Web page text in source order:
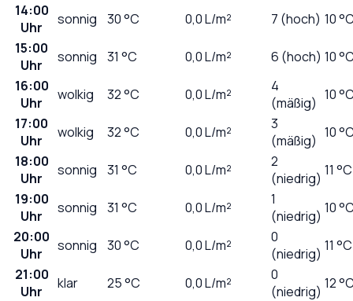
14:00
Uhr
sonnig 30°C 0,0L/m² 7 (hoch) 10
15:00
Uhr
sonnig 31 °C 0,0L/m² 6 (hoch) 10
16:00
Uhr
wolkig 32°C 0,0L/m²
4
(mäßig) 10
17:00
Uhr
wolkig 32°C 0,0L/m²
3
(mäßig) 10
18:00
Uhr
sonnig 31 °C 0,0L/m²
2
(niedrig) 11 °C
19:00
Uhr
sonnig 31 °C 0,0L/m²
1
(niedrig) 10
20:00
Uhr
sonnig 30°C 0,0L/m²
0
(niedrig) 11 °C
21:00
Uhr
klar 25°C 0,0L/m²
0
(niedrig) 12